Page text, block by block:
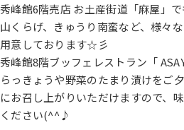
秀峰館6階売店 お土産街道「麻屋」で
山くらげ、きゅうり南蛮など、様々
用意しております☆彡
秀峰館8階ブッフェレストラン「
らっきょうや野菜のたまり漬けをご
にお召し上がりいただけますので、
ください(^^♪